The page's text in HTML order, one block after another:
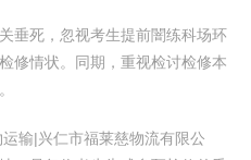
垂死，忽视考生提前闇练科场环
修情状。同期，重视检讨检修本
输|兴仁市福莱慈物流有限公